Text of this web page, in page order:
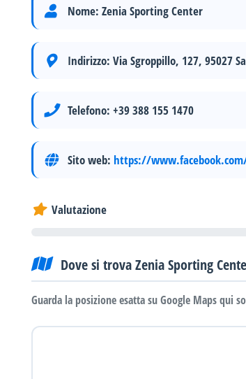
Nome: Zenia Sporting Center
Indirizzo: Via Sgroppillo, 127, 95027
Telefono: +39 388 155 1470
Sito web: https://
Valutazione
Dove si trova Zenia Sporting
Guarda la posizione esatta su Google Maps qui